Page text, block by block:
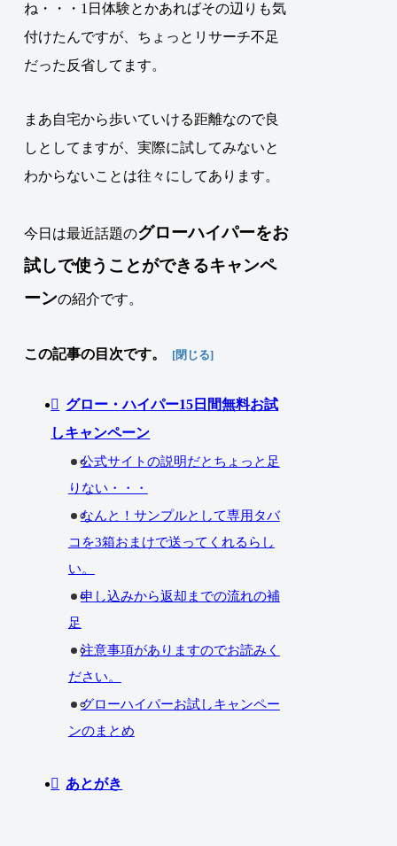
ね・・・1日体験とかあればその辺りも気
付けたんですが、ちょっとリサーチ不足
だった反省してます。
まあ自宅から歩いていける距離なので良
しとしてますが、実際に試してみないと
わからないことは往々にしてあります。
今日は最近話題のグローハイパーをお
試しで使うことができるキャンペ
ーンの紹介です。
この記事の目次です。
グロー・ハイパー15日間無料お試
しキャンペーン
公式サイトの説明だとちょっと足
りない・・・
なんと！サンプルとして専用タバ
コを3箱おまけで送ってくれるらし
い。
申し込みから返却までの流れの補
足
注意事項がありますのでお読みく
ださい。
グローハイパーお試しキャンペー
ンのまとめ
あとがき